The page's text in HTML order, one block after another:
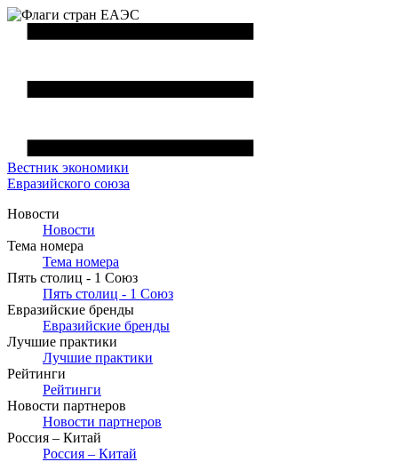
Вестник экономики
Евразийского союза
Новости
Новости
Тема номера
Тема номера
Пять столиц - 1 Союз
Пять столиц - 1 Союз
Евразийские бренды
Евразийские бренды
Лучшие практики
Лучшие практики
Рейтинги
Рейтинги
Новости партнеров
Новости партнеров
Россия – Китай
Россия – Китай